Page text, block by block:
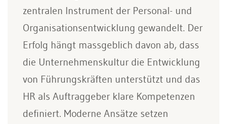
zentralen Instrument der Personal- und
Organisationsentwicklung gewandelt. Der
Erfolg hängt massgeblich davon ab, dass
die Unternehmenskultur die Entwicklung
von Führungskräften unterstützt und das
HR als Auftraggeber klare Kompetenzen
definiert. Moderne Ansätze setzen